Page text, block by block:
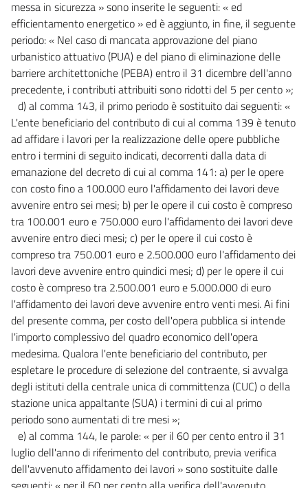
messa in sicurezza » sono inserite le seguenti: « ed
efficientamento energetico » ed è aggiunto, in fine, il seguente
periodo: « Nel caso di mancata approvazione del piano
urbanistico attuativo (PUA) e del piano di eliminazione delle
barriere architettoniche (PEBA) entro il 31 dicembre dell'anno
precedente, i contributi attribuiti sono ridotti del 5 per cento »;
d) al comma 143, il primo periodo è sostituito dai seguenti: «
L'ente beneficiario del contributo di cui al comma 139 è tenuto
ad affidare i lavori per la realizzazione delle opere pubbliche
entro i termini di seguito indicati, decorrenti dalla data di
emanazione del decreto di cui al comma 141: a) per le opere
con costo fino a 100.000 euro l'affidamento dei lavori deve
avvenire entro sei mesi; b) per le opere il cui costo è compreso
tra 100.001 euro e 750.000 euro l'affidamento dei lavori deve
avvenire entro dieci mesi; c) per le opere il cui costo è
compreso tra 750.001 euro e 2.500.000 euro l'affidamento dei
lavori deve avvenire entro quindici mesi; d) per le opere il cui
costo è compreso tra 2.500.001 euro e 5.000.000 di euro
l'affidamento dei lavori deve avvenire entro venti mesi. Ai fini
del presente comma, per costo dell'opera pubblica si intende
l'importo complessivo del quadro economico dell'opera
medesima. Qualora l'ente beneficiario del contributo, per
espletare le procedure di selezione del contraente, si avvalga
degli istituti della centrale unica di committenza (CUC) o della
stazione unica appaltante (SUA) i termini di cui al primo
periodo sono aumentati di tre mesi »;
e) al comma 144, le parole: « per il 60 per cento entro il 31
luglio dell'anno di riferimento del contributo, previa verifica
dell'avvenuto affidamento dei lavori » sono sostituite dalle